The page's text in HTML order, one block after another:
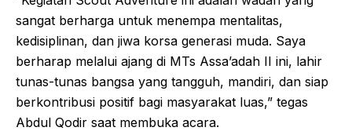
sangat berharga untuk menempa mentalitas,
kedisiplinan, dan jiwa korsa generasi muda. Saya
berharap melalui ajang di MTs Assa’adah II ini, lahir
tunas-tunas bangsa yang tangguh, mandiri, dan siap
berkontribusi positif bagi masyarakat luas,” tegas
Abdul Qodir saat membuka acara.